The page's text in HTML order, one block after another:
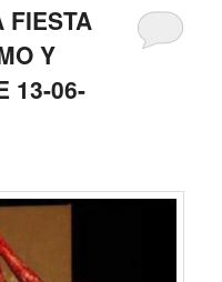
FIESTA
Y
13-06-